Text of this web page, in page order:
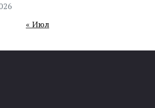
« Июл